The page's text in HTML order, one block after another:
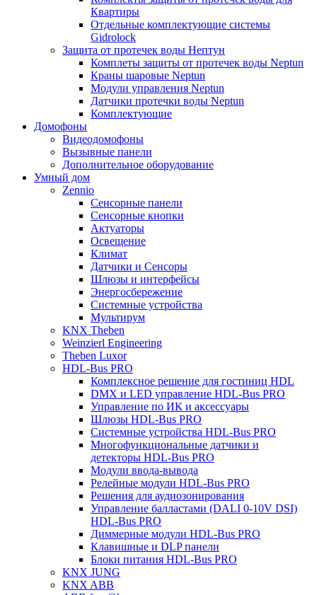
Квартиры
Отдельные комплектующие системы
Gidrolock
Защита от протечек воды Нептун
Комплеты защиты от протечек воды Neptun
Краны шаровые Neptun
Модули управления Neptun
Датчики протечки воды Neptun
Комплектующие
Домофоны
Видеодомофоны
Вызывные панели
Дополнительное оборудование
Умный дом
Zennio
Сенсорные панели
Сенсорные кнопки
Актуаторы
Освещение
Климат
Датчики и Сенсоры
Шлюзы и интерфейсы
Энергосбережение
Системные устройства
Мультирум
KNX Theben
Weinzierl Engineering
Theben Luxor
HDL-Bus PRO
Комплексное решение для гостиниц HDL
DMX и LED управление HDL-Bus PRO
Управление по ИК и аксессуары
Шлюзы HDL-Bus PRO
Системные устройства HDL-Bus PRO
Многофункциональные датчики и
детекторы HDL-Bus PRO
Модули ввода-вывода
Релейные модули HDL-Bus PRO
Решения для аудиозонирования
Управление балластами (DALI 0-10V DSI)
HDL-Bus PRO
Диммерные модули HDL-Bus PRO
Клавишные и DLP панели
Блоки питания HDL-Bus PRO
KNX JUNG
KNX ABB